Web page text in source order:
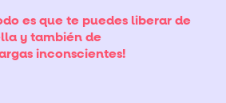
es que te puedes liberar de
y también de
inconscientes!